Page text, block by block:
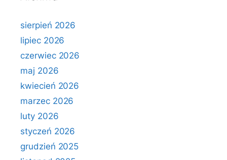
sierpień 2026
lipiec 2026
czerwiec 2026
maj 2026
kwiecień 2026
marzec 2026
luty 2026
styczeń 2026
grudzień 2025